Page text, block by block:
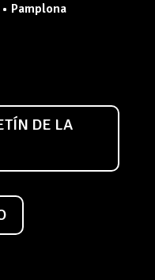
Pamplona
DE LA